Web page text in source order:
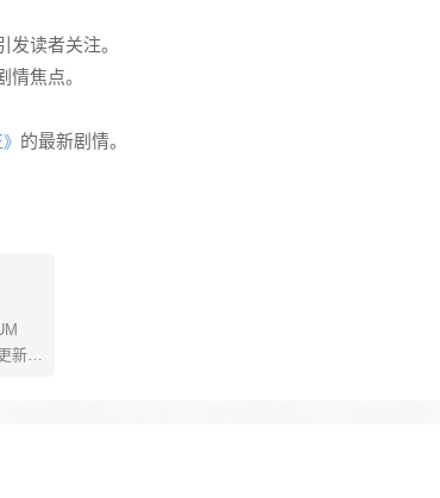
读者关注。
焦点。
的最新剧情。
新。
实
出